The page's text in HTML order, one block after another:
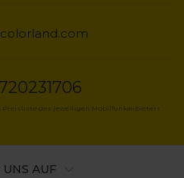
des jeweiligen Mobilfunkanbieters
UNS AUF